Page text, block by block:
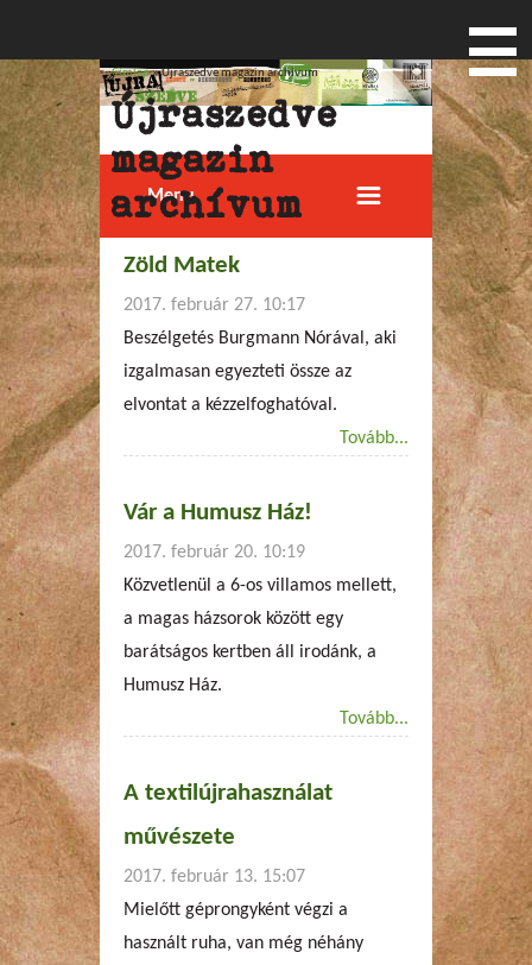
Menu
Jelenlegi hely
Címlap» Újraszedve magazin archívum
Újraszedve
magazin
archívum
Zöld Matek
2017. február 27. 10:17
Beszélgetés Burgmann Nórával, aki
izgalmasan egyezteti össze az
elvontat a kézzelfoghatóval.
Tovább...
Vár a Humusz Ház!
2017. február 20. 10:19
Közvetlenül a 6-os villamos mellett,
a magas házsorok között egy
barátságos kertben áll irodánk, a
Humusz Ház.
Tovább...
A textilújrahasználat
művészete
2017. február 13. 15:07
Mielőtt géprongyként végzi a
használt ruha, van még néhány